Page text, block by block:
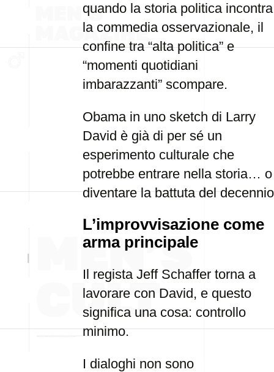
quando la storia politica incontra
la commedia osservazionale, il
confine tra “alta politica” e
“momenti quotidiani
imbarazzanti” scompare.
Obama in uno sketch di Larry
David è già di per sé un
esperimento culturale che
potrebbe entrare nella storia… o
diventare la battuta del
L’improvvisazione come
arma principale
Il regista Jeff Schaffer torna a
lavorare con David, e questo
significa una cosa: controllo
minimo.
I dialoghi non sono